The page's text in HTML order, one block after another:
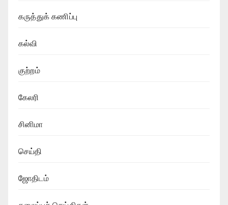
கருத்துக் கணிப்பு
கல்வி
குற்றம்
கேலரி
சினிமா
செய்தி
ஜோதிடம்